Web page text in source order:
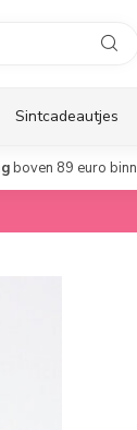
Sintcadeautjes
boven 89 euro